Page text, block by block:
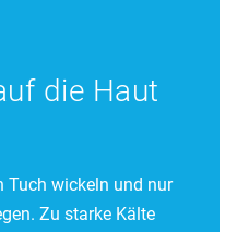
die Haut
Tuch wickeln und nur
Zu starke Kälte